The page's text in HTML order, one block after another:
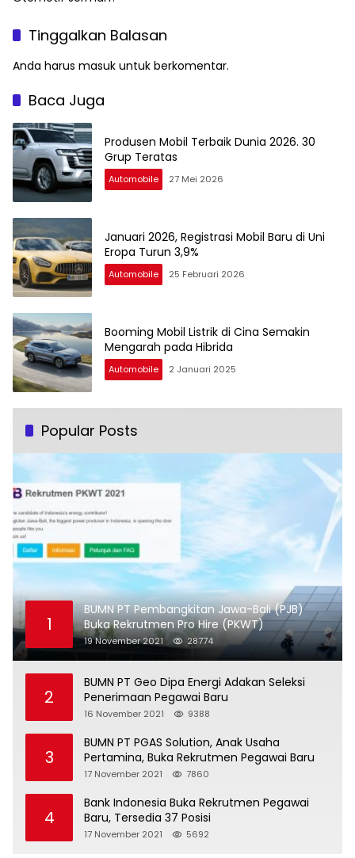
Tinggalkan Balasan
Anda harus masuk untuk berkomentar.
Baca Juga
Produsen Mobil Terbaik Dunia 2026. 30
Grup Teratas
Automobile 27 Mei 2026
Januari 2026, Registrasi Mobil Baru di Uni
Eropa Turun 3,9%
Automobile 25 Februari 2026
Booming Mobil Listrik di Cina Semakin
Mengarah pada Hibrida
Automobile 2 Januari 2025
Popular Posts
1
BUMN PT Pembangkitan Jawa-Bali (PJB)
Buka Rekrutmen Pro Hire (PKWT)
19 November 2021 28774
2
BUMN PT Geo Dipa Energi Adakan Seleksi
Penerimaan Pegawai Baru
16 November 2021 9388
3
BUMN PT PGAS Solution, Anak Usaha
Pertamina, Buka Rekrutmen Pegawai Baru
17 November 2021 7860
4
Bank Indonesia Buka Rekrutmen Pegawai
Baru, Tersedia 37 Posisi
17 November 2021 5692